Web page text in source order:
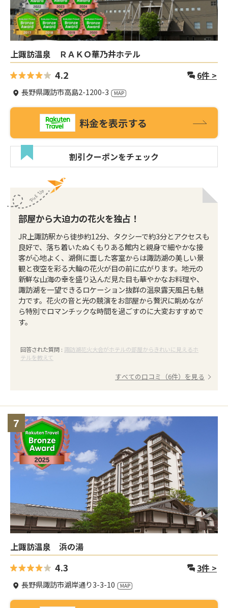
上諏訪温泉 ＲＡＫＯ華乃井ホテル
4.2 6件 >
長野県諏訪市高島2-1200-3
料金を表示する
割引クーポンをチェック
部屋から大迫力の花火を独占！
JR上諏訪駅から徒歩約12分、タクシーで約3分とアクセスも
良好で、落ち着いたぬくもりある館内と親身で細やかな接
客が心地よく、湖側に面した客室からは諏訪湖の美しい景
観と夜空を彩る大輪の花火が目の前に広がります。地元の
新鮮な山海の幸を盛り込んだ見た目も華やかなお料理や、
諏訪湖を一望できるロケーション抜群の温泉露天風呂も魅
力です。花火の音と光の競演をお部屋から贅沢に眺めなが
ら特別でロマンチックな時間を過ごすのに大変おすすめで
す。
回答された質問 : 諏訪湖花火大会がホテルの部屋からきれいに見えるホ
テルを教えて
すべての口コミ（6件）を見る
7
上諏訪温泉 浜の湯
4.3 3件 >
長野県諏訪市湖岸通り3-3-10